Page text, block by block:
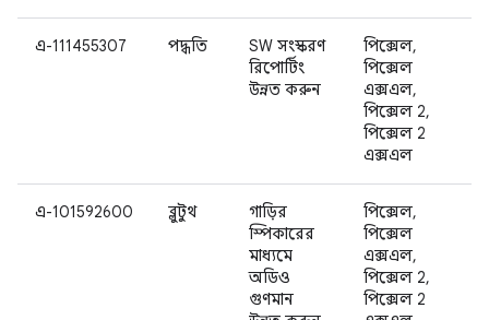
এ-111455307 পদ্ধতি
SW সংস্করণ
রিপোর্টিং
উন্নত করুন
পিক্সেল,
পিক্সেল
এক্সএল,
পিক্সেল 2,
পিক্সেল 2
এক্সএল
এ-101592600 ব্লুটুথ
গাড়ির
স্পিকারের
মাধ্যমে
অডিও
গুণমান
পিক্সেল,
পিক্সেল
এক্সএল,
পিক্সেল 2,
পিক্সেল 2